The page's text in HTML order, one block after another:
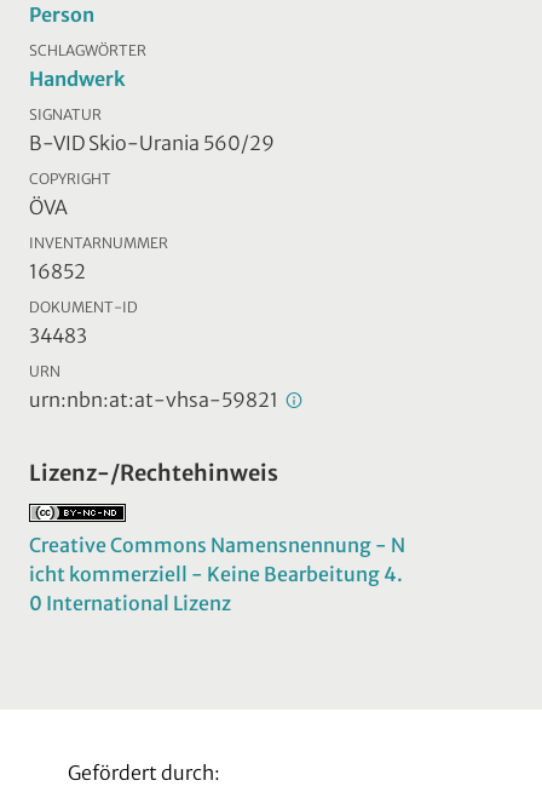
Person
SCHLAGWÖRTER
Handwerk
SIGNATUR
B-VID Skio-Urania 560/29
COPYRIGHT
ÖVA
INVENTARNUMMER
16852
DOKUMENT-ID
34483
URN
urn:nbn:at:at-vhsa-59821
Lizenz-/Rechtehinweis
Creative Commons Namensnennung - N
icht kommerziell - Keine Bearbeitung 4.
0 International Lizenz
Gefördert durch: